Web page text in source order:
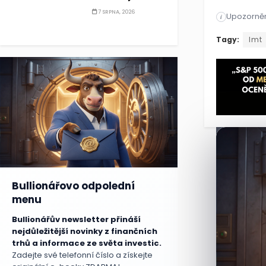
Prezident
i
Prezident
Tagy: lmt
7 SRPNA, 2026
Bullionářovo odpolední
menu
Bullionářův newsletter přináší
nejdůležitější novinky z finančních
trhů a informace ze světa investic.
Zadejte své telefonní číslo a získejte